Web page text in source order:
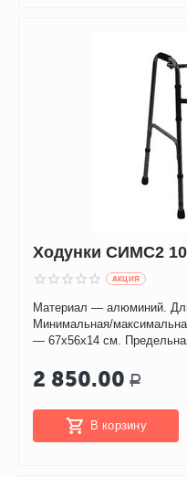
Ходунки СИМС2
AКЦИЯ
Материал — алюминий.
Минимальная/
— 67х56х14 см.
2 850.00 Р
В корзину